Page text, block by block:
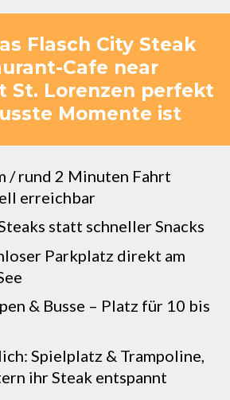
Flasch City Steak
Cafe near
St. Lorenzen perfekt
Momente ist
/ rund 2 Minuten Fahrt
erreichbar
statt schneller Snacks
Parkplatz direkt am
& Busse – Platz für 10 bis
Spielplatz & Trampoline,
ihr Steak entspannt